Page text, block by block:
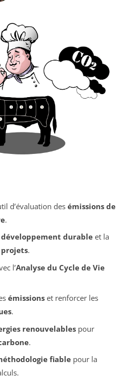
d’évaluation des émissions de
.
développement durableet la
.
l’Analyse du Cycle de Vie
émissionset renforcer les
.
renouvelablespour
.
fiablepour la